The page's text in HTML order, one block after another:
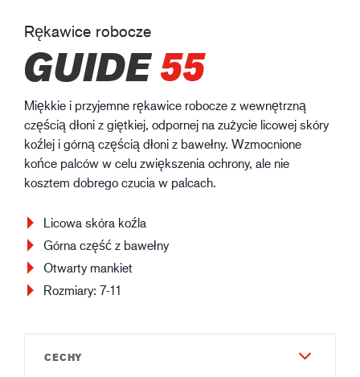
Rękawice robocze
GUIDE55
Miękkie i przyjemne rękawice robocze z wewnętrzną
częścią dłoni z giętkiej, odpornej na zużycie licowej skóry
koźlej i górną częścią dłoni z bawełny. Wzmocnione
końce palców w celu zwiększenia ochrony, ale nie
kosztem dobrego czucia w palcach.
Licowa skóra koźla
Górna część z bawełny
Otwarty mankiet
Rozmiary: 7-11
CECHY